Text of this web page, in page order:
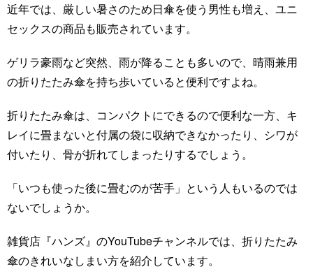
近年では、厳しい暑さのため日傘を使う男性も増え、ユニ
セックスの商品も販売されています。
ゲリラ豪雨など突然、雨が降ることも多いので、晴雨兼用
の折りたたみ傘を持ち歩いていると便利ですよね。
折りたたみ傘は、コンパクトにできるので便利な一方、キ
レイに畳まないと付属の袋に収納できなかったり、シワが
付いたり、骨が折れてしまったりするでしょう。
「いつも使った後に畳むのが苦手」という人もいるのでは
ないでしょうか。
雑貨店『ハンズ』のYouTubeチャンネルでは、折りたたみ
傘のきれいなしまい方を紹介しています。